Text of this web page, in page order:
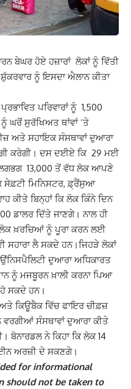
ਬੇਘਰ ਹੋਏ ਹਜ਼ਾਰਾਂ ਲੋਕਾਂ ਨੂੰ ਵਿੱਤੀ
ਨੂੰ ਇਸਦਾ ਐਲਾਨ ਕੀਤਾ
ਪਰਿਵਾਰਾਂ ਨੂੰ 1,500
ਘਰੋਂ ਸੁਰੱਖਿਅਤ ਥਾਂਵਾਂ ‘ਤੇ
ਅਤੇ ਸਹਾਇਕ ਸੰਸਥਾਵਾਂ ਦੁਆਰਾ
ਕਰੇਗੀ। ਦਸ ਦਈਏ ਕਿ 29 ਮਈ
13,000 ਤੋਂ ਵੱਧ ਲੋਕ ਆਪਣੇ
ਸੇਫ਼ਟੀ ਮਿਨਿਸਟਰ, ਫ਼੍ਰੈਂਸੁਆ
ਕੀਤੇ ਬਿਨ੍ਹਾਂ ਕਿ ਲੋਕ ਕਿੰਨੇ ਦਿਨ
ਡਾਲਰ ਦਿੱਤੇ ਜਾਣਗੇ। ਨਾਲ ਹੀ
ਖ਼ਰਚਿਆਂ ਨੂੰ ਪੂਰਾ ਕਰਨ ਲਈ
ਸਹਾਰਾ ਲੈ ਸਕਦੇ ਹਨ।ਜਿਹੜੇ ਲੋਕਾਂ
ਦੁਆਰਾ ਅਧਿਕਾਰਤ
ਨੂੰ ਮਜਬੂਰਨ ਖ਼ਾਲੀ ਕਰਨਾ ਪਿਆ
ਸਕਦੇ ਹਨ।
ਕਿਊਬੈਕ ਵਿੱਚ ਫਾਇਰ ਚੀਫ਼ਜ਼
ਵਰਗੀਆਂ ਸੰਸਥਾਵਾਂ ਦੁਆਰਾ ਕੀਤੇ
ਬੋਨਾਰਡਲ ਨੇ ਕਿਹਾ ਕਿ ਲੋਕ 14
ਅਰਜ਼ੀ ਦੇ ਸਕਣਗੇ।
for informational
should not be taken to